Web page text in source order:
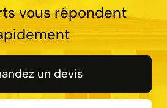
vous répondent
un devis